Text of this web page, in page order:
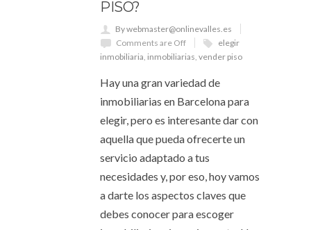
PISO?
By webmaster@onlinevalles.es
Comments are Off
elegir
inmobiliaria inmobiliarias vender piso
Hay una gran variedad de
inmobiliarias en Barcelona para
elegir, pero es interesante dar con
aquella que pueda ofrecerte un
servicio adaptado a tus
necesidades y, por eso, hoy vamos
a darte los aspectos claves que
debes conocer para escoger